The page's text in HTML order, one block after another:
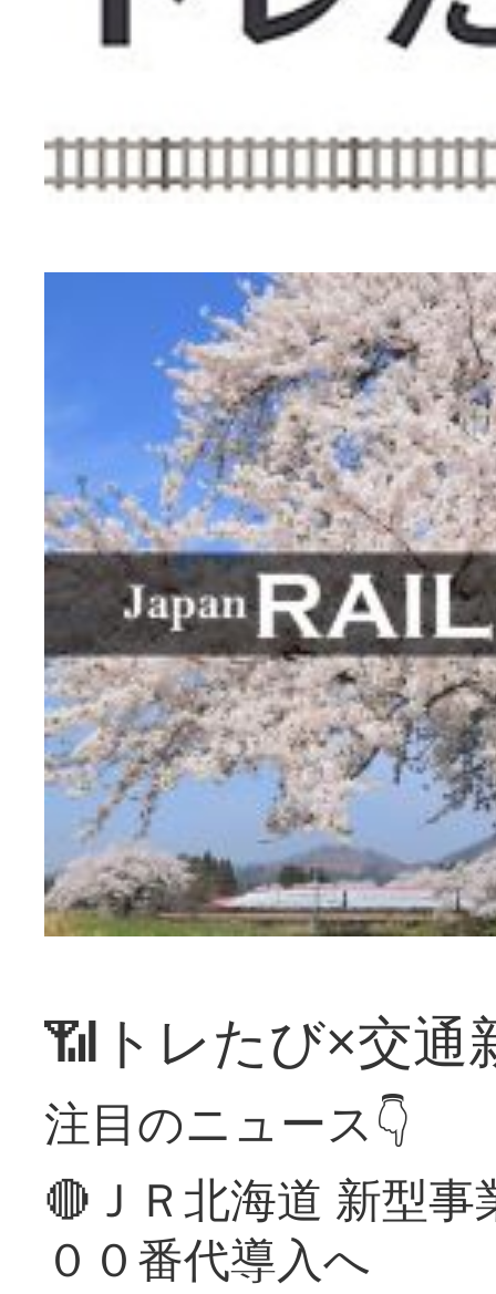
📶トレたび×交通
注目のニュース👇
🔴ＪＲ北海道 新型
００番代導入へ